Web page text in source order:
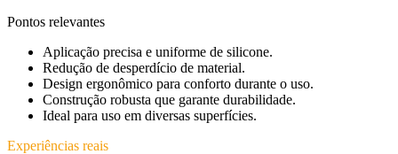
Pontos relevantes
Aplicação precisa e uniforme de silicone.
Redução de desperdício de material.
Design ergonômico para conforto durante o uso.
Construção robusta que garante durabilidade.
Ideal para uso em diversas superfícies.
Experiências reais